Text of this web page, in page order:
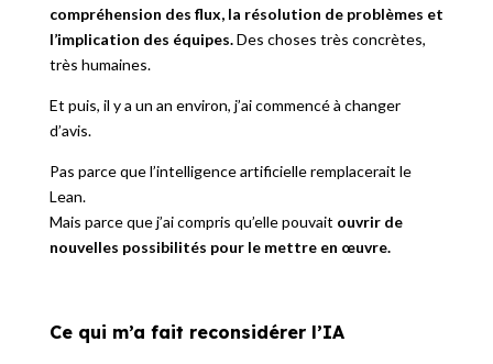
compréhension des flux, la résolution de problèmes et
l’implication des équipes.Des choses très concrètes,
très humaines.
Et puis, il y a un an environ, j’ai commencé à changer
d’avis.
Pas parce que l’intelligence artificielle remplacerait le
Lean.
Mais parce que j’ai compris qu’elle pouvait ouvrir de
nouvelles possibilités pour le mettre en œuvre.
Ce qui m’a fait reconsidérer l’IA